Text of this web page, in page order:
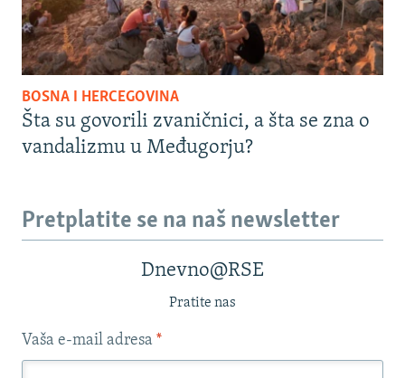
BOSNA I HERCEGOVINA
Šta su govorili zvaničnici, a šta se zna o
vandalizmu u Međugorju?
Pretplatite se na naš newsletter
Dnevno@RSE
Pratite nas
Vaša e-mail adresa *